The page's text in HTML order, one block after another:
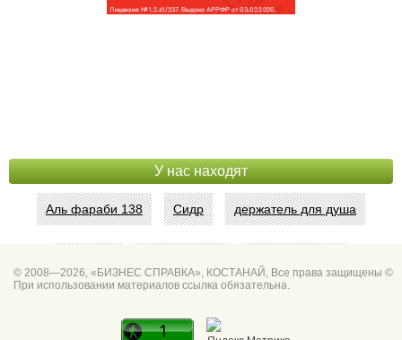
У нас находят
Аль фараби 138 Сидр держатель для душа
© 2008—2026, «БИЗНЕС СПРАВКА», КОСТАНАЙ, Все права защищены ©
При использовании материалов ссылка обязательна.